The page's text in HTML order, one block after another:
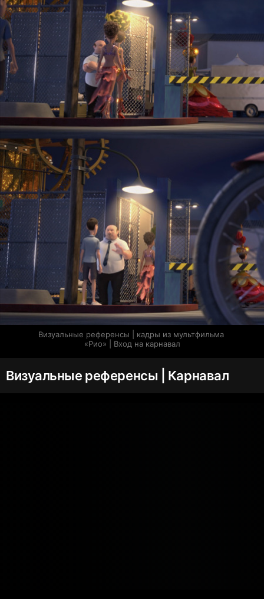
Визуальные референсы | кадры из мультфильма
«Рио» | Вход на карнавал
Визуальные референсы | Карнавал